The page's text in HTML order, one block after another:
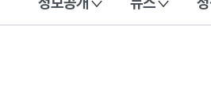
이 누리집은 대한민국 공식 전자정부 누